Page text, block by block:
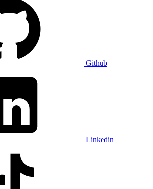
Github
Linkedin